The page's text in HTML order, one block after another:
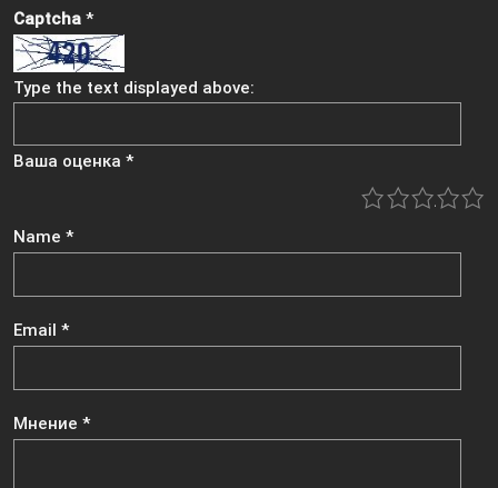
Мнение *
Name *
Email *
Captcha *
Type the text displayed above:
Ваша оценка *
5
4
3
2